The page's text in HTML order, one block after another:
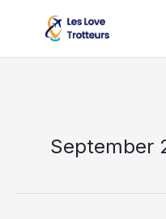
September